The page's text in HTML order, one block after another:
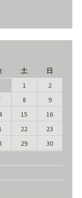
土 日
1
2
8
9
15
16
22
23
29
30